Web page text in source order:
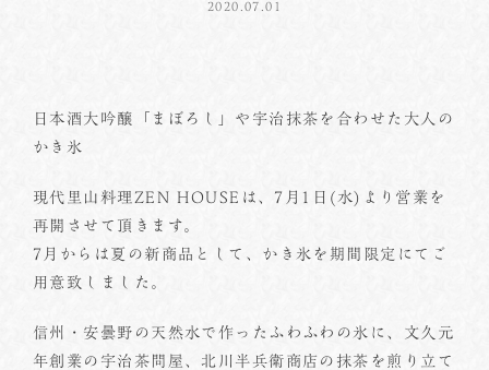
2020.07.01
日本酒大吟醸「まぼろし」や宇治抹茶を合わせた大人の
かき氷
現代里山料理ZEN HOUSEは、7月1日(水)より営業を
再開させて頂きます。
7月からは夏の新商品として、かき氷を期間限定にてご
用意致しました。
信州・安曇野の天然水で作ったふわふわの氷に、文久元
年創業の宇治茶問屋、北川半兵衛商店の抹茶を煎り立て